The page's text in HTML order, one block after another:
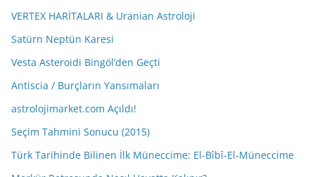
VERTEX HARİTALARI & Uranian Astroloji
Satürn Neptün Karesi
Vesta Asteroidi Bingöl’den Geçti
Antiscia / Burçların Yansımaları
astrolojimarket.com Açıldı!
Seçim Tahmini Sonucu (2015)
Türk Tarihinde Bilinen İlk Müneccime: El-Bîbî-El-Müneccime